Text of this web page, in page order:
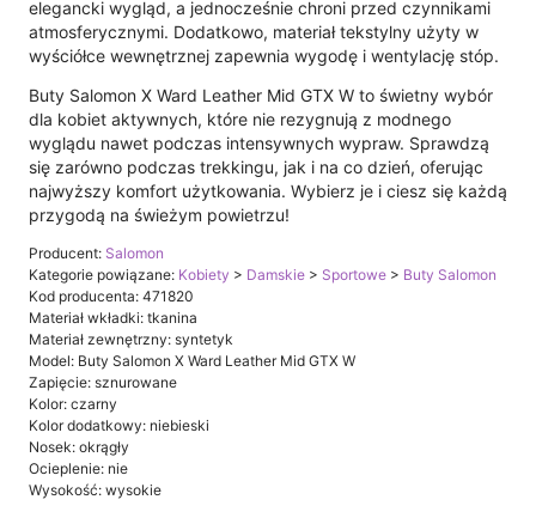
elegancki wygląd, a jednocześnie chroni przed czynnikami
atmosferycznymi. Dodatkowo, materiał tekstylny użyty w
wyściółce wewnętrznej zapewnia wygodę i wentylację stóp.
Buty Salomon X Ward Leather Mid GTX W to świetny wybór
dla kobiet aktywnych, które nie rezygnują z modnego
wyglądu nawet podczas intensywnych wypraw. Sprawdzą
się zarówno podczas trekkingu, jak i na co dzień, oferując
najwyższy komfort użytkowania. Wybierz je i ciesz się każdą
przygodą na świeżym powietrzu!
Producent: Salomon
Kategorie powiązane: Kobiety > Damskie > Sportowe > Buty Salomon
Kod producenta: 471820
Materiał wkładki: tkanina
Materiał zewnętrzny: syntetyk
Model: Buty Salomon X Ward Leather Mid GTX W
Zapięcie: sznurowane
Kolor: czarny
Kolor dodatkowy: niebieski
Nosek: okrągły
Ocieplenie: nie
Wysokość: wysokie